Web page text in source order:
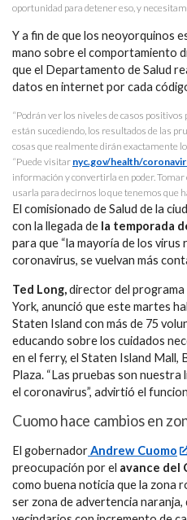
oportunidad para detener eso, y
Y a fin de que los neoyorquinos
mano sobre el comportamiento
que el Departamento de Salud
datos en internet por cada
“Podrán ver los niveles de casos positivos
están sucediendo, los resultados de las
cosas que realmente dirán exactamente lo
“Puede visitar nyc.gov/health/
información y convertirla en poder.
usarla para decirnos lo que tenemos que
El comisionado de Salud de la
con la llegada de la temporada
para que “la mayoría de los
coronavirus, se vuelvan más
Ted Long,director del programa
York, anunció que este martes
Staten Island con más de 75
educando sobre los cuidados
en el ferry, el Staten Island Mall,
Plaza. “Las pruebas son nuestra
el coronavirus”, advirtió el
Cuomo hace cambios en
El gobernadorAndrew Cuomo
preocupación por el avance del
como buena noticia que la zona
ser zona de advertencia naranja,